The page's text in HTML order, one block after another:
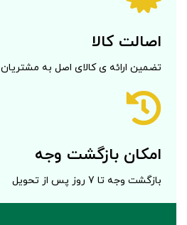
اصالت کالا
تضمین ارائه ی کالای اصل به مشتریان
امکان بازگشت وجه
بازگشت وجه تا 7 روز پس از تحویل